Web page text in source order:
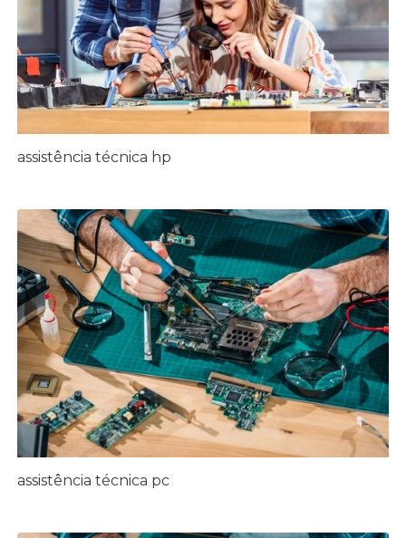
assistência técnica hp
assistência técnica pc